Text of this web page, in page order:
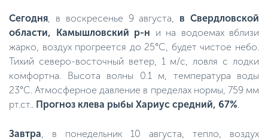
Сегодня, в воскресенье 9 августа, в Свердловской
области, Камышловский р-н и на водоемах вблизи
жарко, воздух прогреется до 25°C, будет чистое небо.
Тихий северо-восточный ветер, 1 м/с, ловля с лодки
комфортна. Высота волны 0.1 м, температура воды
23°C. Атмосферное давление в пределах нормы, 759 мм
рт.ст.. Прогноз клева рыбы Хариус средний, 67%.
Завтра, в понедельник 10 августа, тепло, воздух